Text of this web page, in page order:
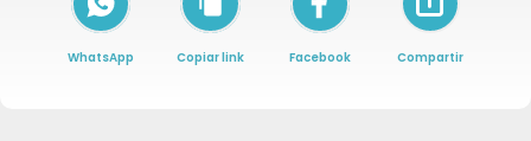
WhatsApp Copiar link Facebook
Icon of arrow-
Compartir